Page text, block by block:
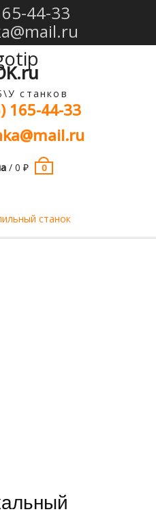
44-33
станков
165-44-33
/ 0 ₽ 0
станок